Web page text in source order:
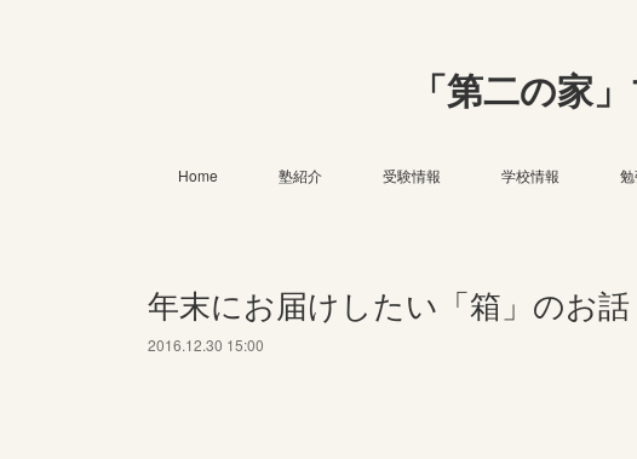
「第二の家
Home 塾紹介 受験情報 学校情報
年末にお届けしたい「箱」のお話
2016.12.30 15:00